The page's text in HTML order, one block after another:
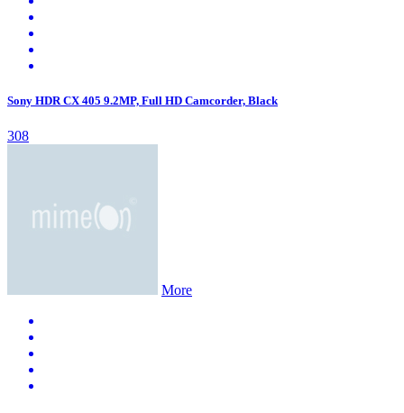
Sony HDR CX 405 9.2MP, Full HD Camcorder, Black
308
More